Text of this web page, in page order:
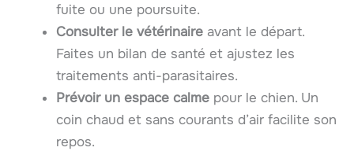
fuite ou une poursuite.
Consulter le vétérinaire avant le départ.
Faites un bilan de santé et ajustez les
traitements anti-parasitaires.
Prévoir un espace calme pour le chien. Un
coin chaud et sans courants d’air facilite son
repos.